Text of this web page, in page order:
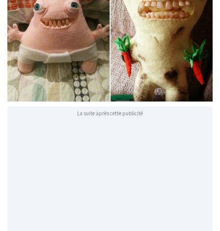
La suite après cette publicité